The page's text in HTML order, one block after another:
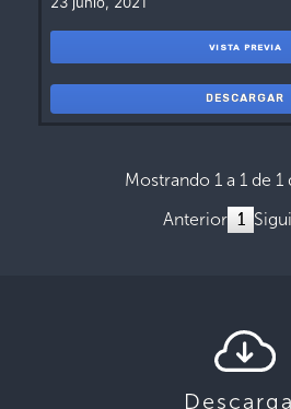
VISTA PREVIA
DESCARGAR
Mostrando 1 a 1 de 1
Anterior 1